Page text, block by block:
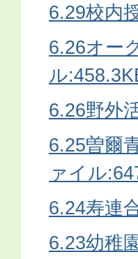
6.29校内
6.26オー
ル
6.26野外
6.25曽爾
ァイル
6.24寿連
6.23幼稚